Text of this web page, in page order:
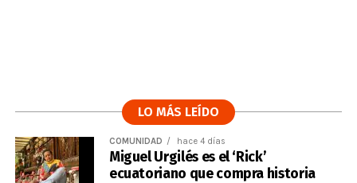
LO MÁS LEÍDO
COMUNIDAD hace 4 días
Miguel Urgilés es el ‘Rick’
ecuatoriano que compra historia